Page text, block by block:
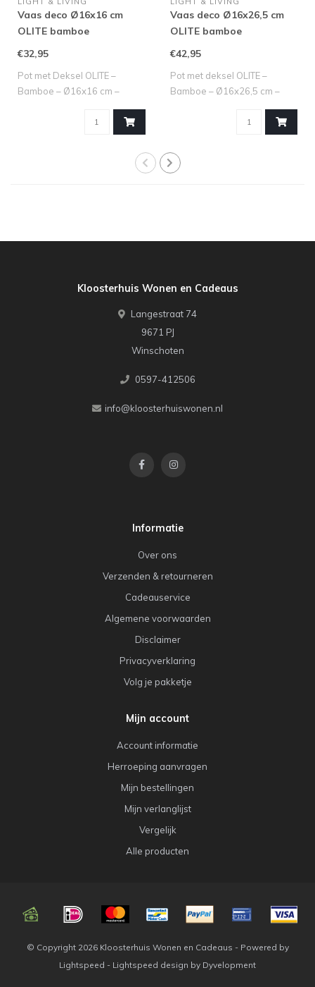
Vaas deco Ø16x16 cm
OLITE bamboe
€32,95
Pot met Deksel OLITE –
Bamboe – Ø16x16 cm –
Vaas deco Ø16x26,5 cm
OLITE bamboe
€42,95
Pot met deksel OLITE –
Bamboe – Ø16x26,5 cm –
Kloosterhuis Wonen en Cadeaus
Langestraat 74
9671 PJ
Winschoten
0597-412506
info@kloosterhuiswonen.nl
Informatie
Over ons
Verzenden & retourneren
Cadeauservice
Algemene voorwaarden
Disclaimer
Privacyverklaring
Volg je pakketje
Mijn account
Account informatie
Herroeping aanvragen
Mijn bestellingen
Mijn verlanglijst
Vergelijk
Alle producten
© Copyright 2026 Kloosterhuis Wonen en Cadeaus - Powered by
Lightspeed - Lightspeed design by Dyvelopment